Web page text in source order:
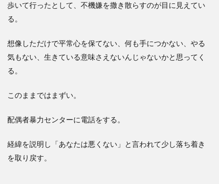
歩いて行ったとして、不機嫌を撒き散らすのが目に見えてい
る。
想像しただけで平常心を保てない、何も手につかない、やる
気もない、生きている意味さえないんじゃないかと思ってく
る。
このままではまずい。
配偶者暴力センターに電話をする。
経緯を説明し「あなたは悪くない」と言われて少し落ち着き
を取り戻す。